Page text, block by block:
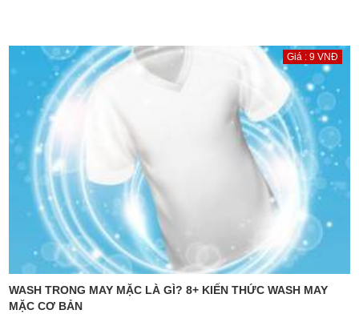
Giá : 9 VNĐ
WASH TRONG MAY MẶC LÀ GÌ? 8+ KIẾN THỨC WASH MAY
MẶC CƠ BẢN